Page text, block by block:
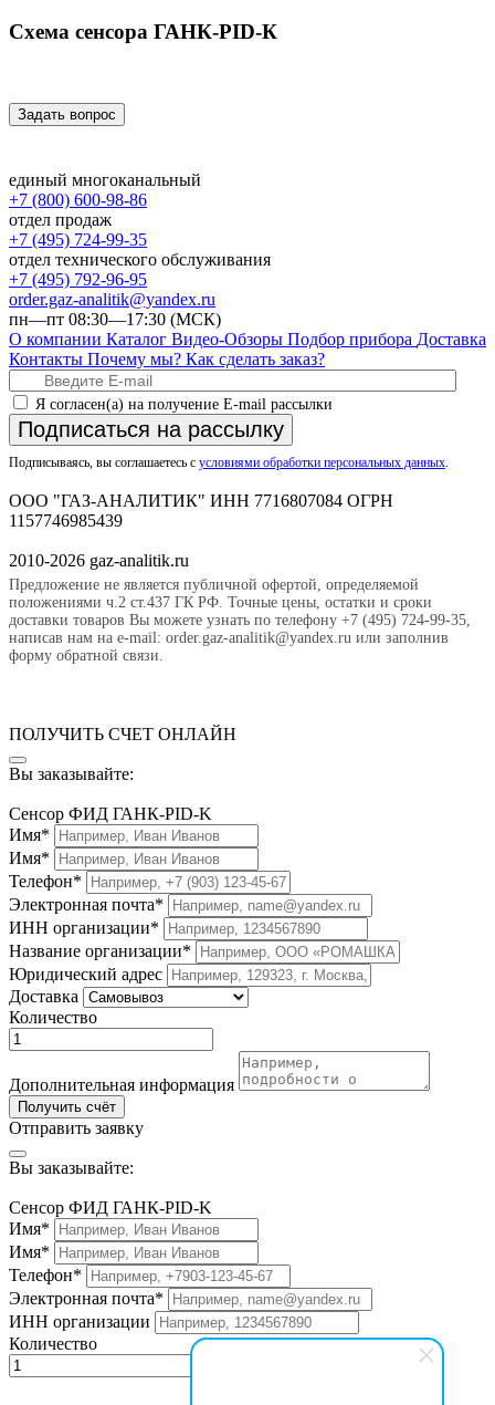
Схема сенсора ГАНК-PID-К
Задать вопрос
единый многоканальный
+7 (800) 600-98-86
отдел продаж
+7 (495) 724-99-35
отдел технического обслуживания
+7 (495) 792-96-95
order.gaz-analitik@yandex.ru
пн—пт 08:30—17:30 (МСК)
О компании Каталог Видео-Обзоры Подбор прибора Доставка
Контакты Почему мы? Как сделать заказ?
Я согласен(а) на получение E-mail рассылки
Подписаться на рассылку
Подписываясь, вы соглашаетесь с условиями обработки персональных данных
ООО "ГАЗ-АНАЛИТИК" ИНН 7716807084 ОГРН
1157746985439
2010-2026 gaz-analitik.ru
Предложение не является публичной офертой, определяемой
положениями ч.2 ст.437 ГК РФ. Точные цены, остатки и сроки
доставки товаров Вы можете узнать по телефону +7 (495) 724-99-35,
написав нам на e-mail: order.gaz-analitik@yandex.ru или заполнив
форму обратной связи.
ПОЛУЧИТЬ СЧЕТ ОНЛАЙН
Вы заказывайте:
Сенсор ФИД ГАНК-PID-K
Имя*
Имя*
Телефон*
Электронная почта*
ИНН организации*
Название организации*
Юридический адрес
Доставка
Количество
Дополнительная информация
Получить счёт
Отправить заявку
Вы заказывайте:
Сенсор ФИД ГАНК-PID-K
Имя*
Имя*
Телефон*
Электронная почта*
ИНН организации
Количество